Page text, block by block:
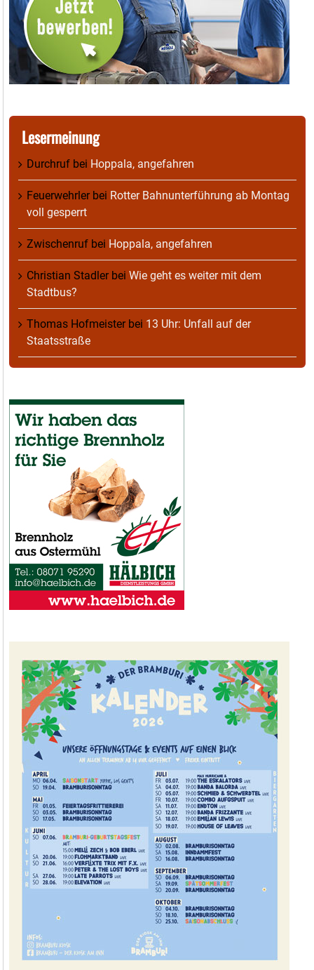
Lesermeinung
Durchruf bei Hoppala, angefahren
Feuerwehrlerbei Rotter Bahnunterführung ab Montag
voll gesperrt
Zwischenruf bei Hoppala, angefahren
Christian Stadlerbei Wie geht es weiter mit dem
Stadtbus?
Thomas Hofmeisterbei 13 Uhr: Unfall auf der
Staatsstraße